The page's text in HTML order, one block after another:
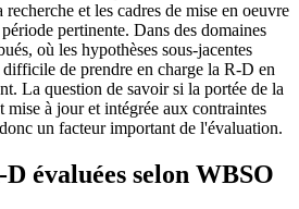
et les cadres de mise en oeuvre
pertinente. Dans des domaines
où les hypothèses sous-jacentes
de prendre en charge la R-D en
La question de savoir si la portée de la
mise à jour et intégrée aux contraintes
un facteur important de l'évaluation.
évaluées selon WBSO